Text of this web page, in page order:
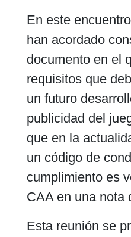
En este
han acordado
documento en el
requisitos que
un futuro
publicidad del
que en la
un código de
cumplimiento es
CAA en una nota
Esta reunión se